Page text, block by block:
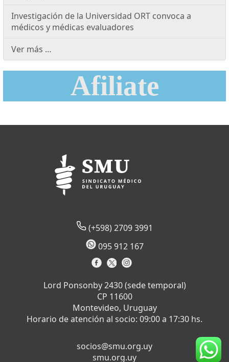
Investigación de la Universidad ORT convoca a
médicos y médicas evaluadores
Ver más …
Afiliate
(+598) 2709 3991
095 912 167
Lord Ponsonby 2430 (sede temporal)
CP 11600
Montevideo, Uruguay
Horario de atención al socio: 09:00 a 17:30 hs.
socios@smu.org.uy
smu.org.uy